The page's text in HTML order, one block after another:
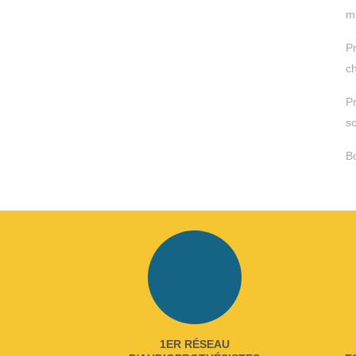
1ER RÉSEAU